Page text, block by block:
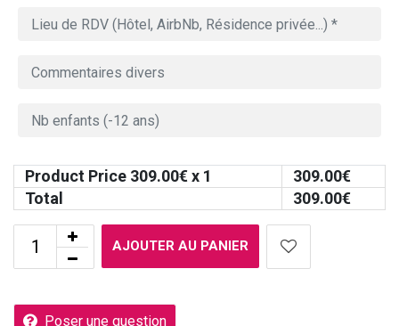
Product Price 309.00€ x 1 309.00€
Total
309.00€
AJOUTER AU PANIER
Poser une question